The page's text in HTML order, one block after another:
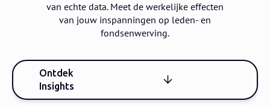
van echte data. Meet de werkelijke effecten
van jouw inspanningen op leden- en
fondsenwerving.
Ontdek
Insights